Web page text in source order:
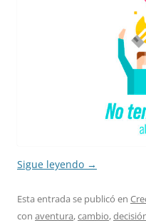
Sigue leyendo →
Esta entrada se publicó en
con aventura,cambio,